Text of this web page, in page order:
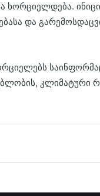
და
კლიმატური